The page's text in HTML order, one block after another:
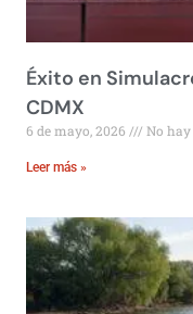
Éxito en
CDMX
6 de mayo, 2026 No
Leer más »